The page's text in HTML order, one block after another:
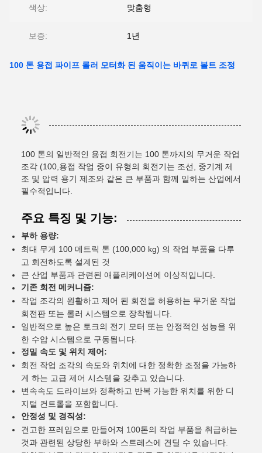
색상: 맞춤형
보증: 1년
100 톤 용접 파이프 롤러 모터화 된 움직이는 바퀴로 볼트 조정
100 톤의 일반적인 용접 회전기는 100 톤까지의 무거운 작업
조각 (100,용접 작업 중이 유형의 회전기는 조선, 중기계 제
조 및 압력 용기 제조와 같은 큰 부품과 함께 일하는 산업에서
필수적입니다.
주요 특징 및 기능:
부하 용량:
최대 무게 100 메트릭 톤 (100,000 kg) 의 작업 부품을 다루
고 회전하도록 설계된 것
큰 산업 부품과 관련된 애플리케이션에 이상적입니다.
기존 회전 메커니즘:
작업 조각의 원활하고 제어 된 회전을 허용하는 무거운 작업
회전판 또는 롤러 시스템으로 장착됩니다.
일반적으로 높은 토크의 전기 모터 또는 안정적인 성능을 위
한 수압 시스템으로 구동됩니다.
정밀 속도 및 위치 제어:
회전 작업 조각의 속도와 위치에 대한 정확한 조정을 가능하
게 하는 고급 제어 시스템을 갖추고 있습니다.
변속속도 드라이브와 정확하고 반복 가능한 위치를 위한 디
지털 컨트롤을 포함합니다.
안정성 및 경직성:
견고한 프레임으로 만들어져 100톤의 작업 부품을 취급하는
것과 관련된 상당한 부하와 스트레스에 견딜 수 있습니다.